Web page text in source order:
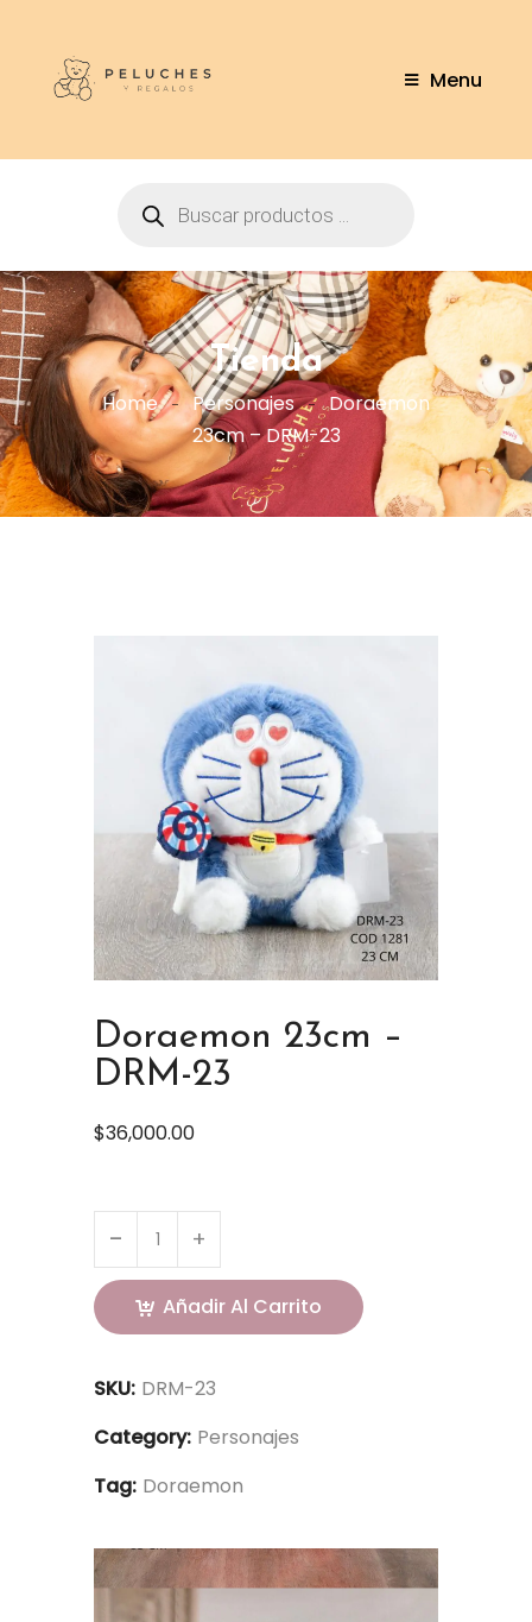
Menu
Tienda
Home Personajes
Doraemon
23cm – DRM-23
Doraemon 23cm –
DRM-23
$36,000.00
Añadir Al Carrito
SKU: DRM-23
Category: Personajes
Tag: Doraemon